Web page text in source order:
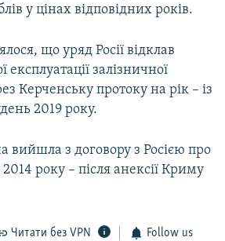
у цінах відповідних років.
що уряд Росії відклав
експлуатації залізничної
Керченську протоку на рік – із
2019 року.
вийшла з договору з Росією про
року – після анексії Криму
Читати без VPN Follow us